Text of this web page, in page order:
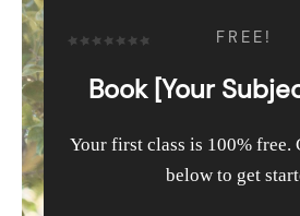
FREE!
Book [Your
Your first class is 100% free.
below to get